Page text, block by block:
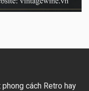
cách Retro hay